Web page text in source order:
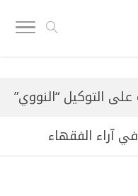
التوكيل “النووي”
آراء الفقهاء